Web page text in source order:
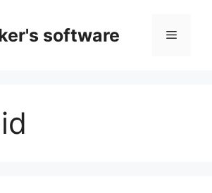
software Меню